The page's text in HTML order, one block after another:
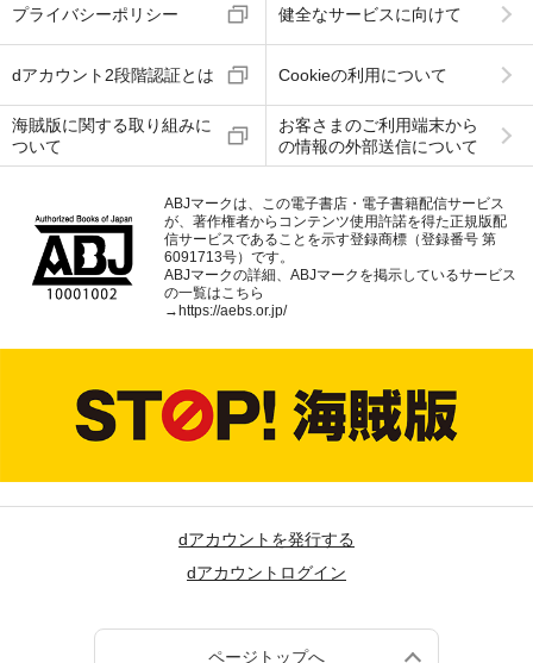
プライバシーポリシー 健全なサービスに向けて
dアカウント2段階認証とは Cookieの利用について
海賊版に関する取り組みに
ついて
お客さまのご利用端末から
の情報の外部送信について
ABJマークは、この電子書店・電子書籍配信サービス
が、著作権者からコンテンツ使用許諾を得た正規版配
信サービスであることを示す登録商標（登録番号 第
6091713号）です。
ABJマークの詳細、ABJマークを掲示しているサービス
の一覧はこちら
→ https://aebs.or.jp/
dアカウントを発行する
dアカウントログイン
ページトップへ